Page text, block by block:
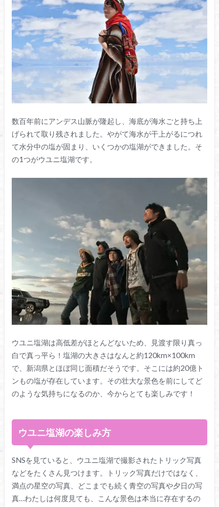
数百年前にアンデス山脈が隆起し、海底が海水ごと持ち上
げられて取り残されました。やがて海水が干上がるにつれ
て水分中の塩が固まり、いくつかの塩湖ができました。そ
の1つがウユニ塩湖です。
ウユニ塩湖は高低差がほとんどないため、見渡す限り真っ
白で真っ平ら！塩湖の大きさはなんと約120km×100km
で、新潟県とほぼ同じ面積だそうです。そこには約20億ト
ンもの塩が存在しています。その壮大な景色を前にしてど
のような気持ちになるのか、今からとても楽しみです！
ウユニ塩湖の楽しみ方
SNSを見ていると、ウユニ塩湖で撮影されたトリック写真
などをたくさん見つけます。トリック写真だけではなく、
満点の星空の写真、どこまでも続く青空の写真や夕日の写
真…わたしは何度見ても、こんな景色は本当に存在するの